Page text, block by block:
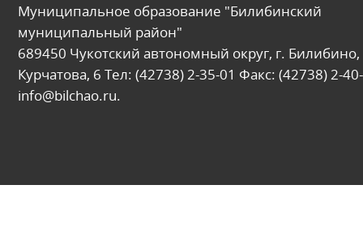
Муниципальное образование "Билибинский
муниципальный район"
689450 Чукотский автономный округ, г. Билибино,
Курчатова, 6 Тел: (42738) 2-35-01 Факс: (42738) 2-
info@bilchao.ru.